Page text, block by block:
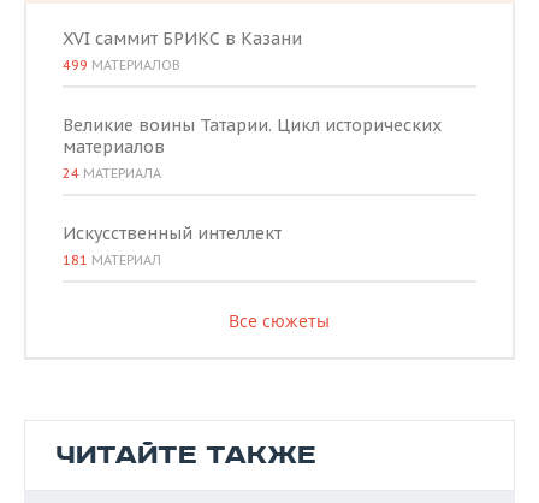
XVI саммит БРИКС в Казани
499 МАТЕРИАЛОВ
Великие воины Татарии. Цикл исторических
материалов
24 МАТЕРИАЛА
Искусственный интеллект
181 МАТЕРИАЛ
Все сюжеты
ЧИТАЙТЕ ТАКЖЕ